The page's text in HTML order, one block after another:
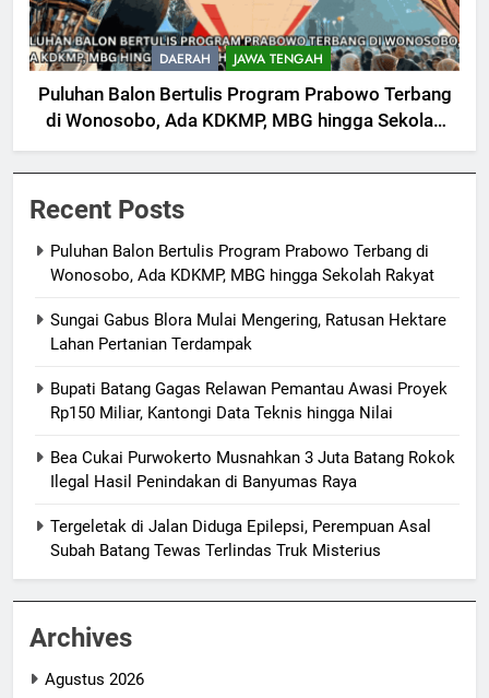
DAERAH JAWA TENGAH
Puluhan Balon Bertulis Program Prabowo Terbang
di Wonosobo, Ada KDKMP, MBG hingga Sekolah
Rakyat
Recent Posts
Puluhan Balon Bertulis Program Prabowo Terbang di
Wonosobo, Ada KDKMP, MBG hingga Sekolah Rakyat
Sungai Gabus Blora Mulai Mengering, Ratusan Hektare
Lahan Pertanian Terdampak
Bupati Batang Gagas Relawan Pemantau Awasi Proyek
Rp150 Miliar, Kantongi Data Teknis hingga Nilai
Bea Cukai Purwokerto Musnahkan 3 Juta Batang Rokok
Ilegal Hasil Penindakan di Banyumas Raya
Tergeletak di Jalan Diduga Epilepsi, Perempuan Asal
Subah Batang Tewas Terlindas Truk Misterius
Archives
Agustus 2026